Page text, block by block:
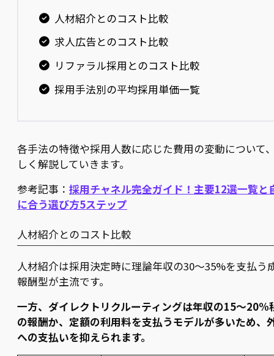
人材紹介とのコスト比較
求人広告とのコスト比較
リファラル採用とのコスト比較
採用手法別の平均採用単価一覧
各手法の特徴や採用人数に応じた費用の変動について
しく解説していきます。
参考記事： 採用チャネル完全ガイド！主要12選一覧と
に合う選び方5ステップ
人材紹介とのコスト比較
人材紹介は採用決定時に理論年収の30〜35%を支払う
報酬型が主流です。
一方、ダイレクトリクルーティングは年収の15〜20%
の報酬か、定額の利用料を支払うモデルが多いため、
への支払いを抑えられます。